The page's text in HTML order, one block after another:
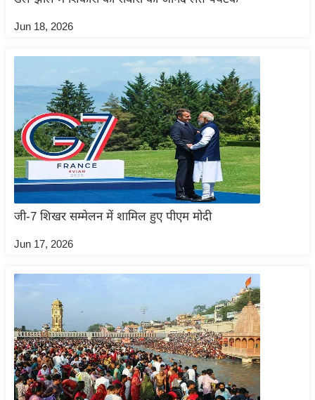
फै
घ
रे
लू
नु
स्खे
प
र्य
ट
न
ल
ने
स
मं
त्रा
Jun 18, 2026
जी-7 शिखर सम्मेलन में शामिल हुए पीएम मोदी
Jun 17, 2026